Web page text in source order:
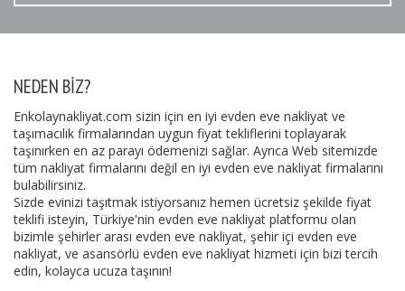
NEDEN BIZ?
Enkolaynakliyat.com sizin için en iyi evden eve nakliyat ve
taşımacılık firmalarından uygun fiyat tekliflerini toplayarak
taşınırken en az parayı ödemenizi sağlar. Ayrıca Web sitemizde
tüm nakliyat firmalarını değil en iyi evden eve nakliyat firmalarını
bulabilirsiniz.
Sizde evinizi taşıtmak istiyorsanız hemen ücretsiz şekilde fiyat
teklifi isteyin, Türkiye'nin evden eve nakliyat platformu olan
bizimle şehirler arası evden eve nakliyat, şehir içi evden eve
nakliyat, ve asansörlü evden eve nakliyat hizmeti için bizi tercih
edin, kolayca ucuza taşının!